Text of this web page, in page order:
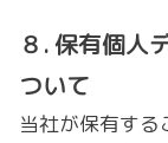
８. 保有個人
ついて
当社が保有す